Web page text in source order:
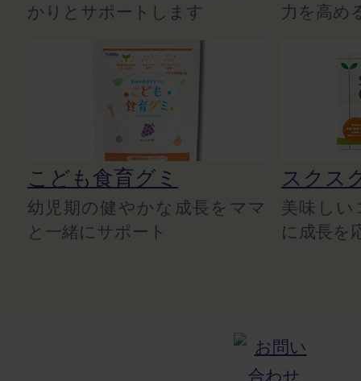
かりとサポートします
力を高め
こども食育グミ
幼児期の健やかな成長をママ
と一緒にサポート
スクス
美味しい
に成長を